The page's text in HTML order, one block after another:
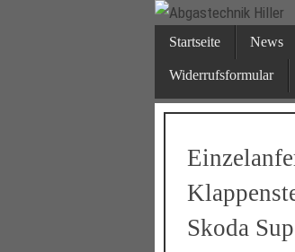
Ihr
Zum
Inhalt
springen
Startseite News
Widerrufsformular
Skoda